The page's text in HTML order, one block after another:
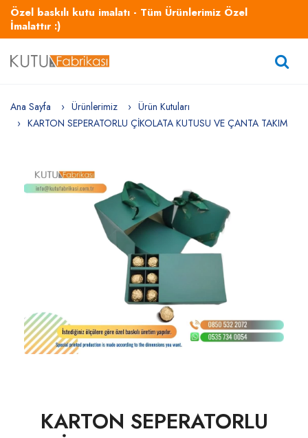
Özel baskılı kutu imalatı - Tüm Ürünlerimiz Özel
İmalattır :)
Ana Sayfa Ürünlerimiz
Ürün Kutuları
KARTON SEPERATORLU ÇİKOLATA KUTUSU VE ÇANTA TAKIM
KARTON SEPERATORLU